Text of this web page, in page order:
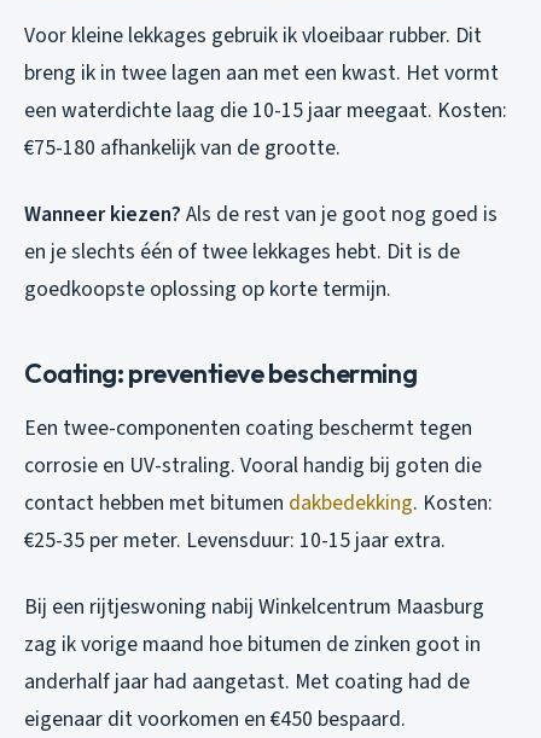
Voor kleine lekkages gebruik ik vloeibaar rubber. Dit
breng ik in twee lagen aan met een kwast. Het vormt
een waterdichte laag die 10-15 jaar meegaat. Kosten:
€75-180 afhankelijk van de grootte.
Wanneer kiezen? Als de rest van je goot nog goed is
en je slechts één of twee lekkages hebt. Dit is de
goedkoopste oplossing op korte termijn.
Coating: preventieve bescherming
Een twee-componenten coating beschermt tegen
corrosie en UV-straling. Vooral handig bij goten die
contact hebben met bitumen dakbedekking. Kosten:
€25-35 per meter. Levensduur: 10-15 jaar extra.
Bij een rijtjeswoning nabij Winkelcentrum Maasburg
zag ik vorige maand hoe bitumen de zinken goot in
anderhalf jaar had aangetast. Met coating had de
eigenaar dit voorkomen en €450 bespaard.